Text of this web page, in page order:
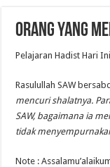
Orang Yang
Pelajaran Hadist Hari
Rasulullah SAW
mencuri shalatnya.
SAW, bagaimana ia
tidak
Note :